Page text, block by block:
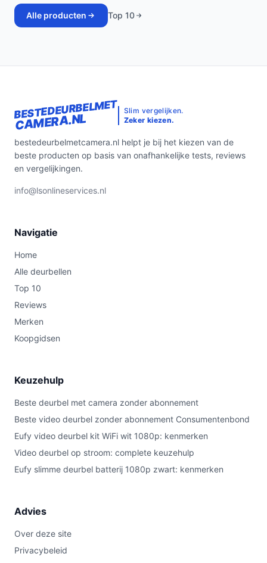
Alle producten Top 10
BESTEDEURBELMET
CAMERA.NL
Slim vergelijken.
Zeker kiezen.
bestedeurbelmetcamera.nl helpt je bij het kiezen van de
beste producten op basis van onafhankelijke tests, reviews
en vergelijkingen.
info@lsonlineservices.nl
Navigatie
Home
Alle deurbellen
Top 10
Reviews
Merken
Koopgidsen
Keuzehulp
Beste deurbel met camera zonder abonnement
Beste video deurbel zonder abonnement Consumentenbond
Eufy video deurbel kit WiFi wit 1080p: kenmerken
Video deurbel op stroom: complete keuzehulp
Eufy slimme deurbel batterij 1080p zwart: kenmerken
Advies
Over deze site
Privacybeleid